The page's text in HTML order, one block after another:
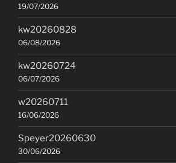
19/07/2026
kw20260828
06/08/2026
kw20260724
06/07/2026
w20260711
16/06/2026
Speyer20260630
30/06/2026